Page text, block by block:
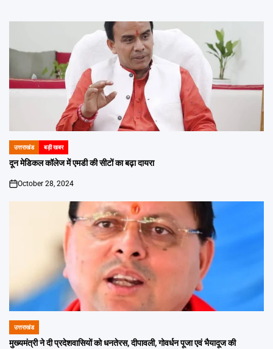
POSTED
IN
उत्तराखंड बड़ी खबर
दून मेडिकल कॉलेज में एमडी की सीटों का बढ़ा दायरा
on
October 28, 2024
POSTED
IN
उत्तराखंड
मुख्यमंत्री ने दी प्रदेशवासियों को धनतेरस, दीपावली, गोवर्धन पूजा एवं भैयादूज की